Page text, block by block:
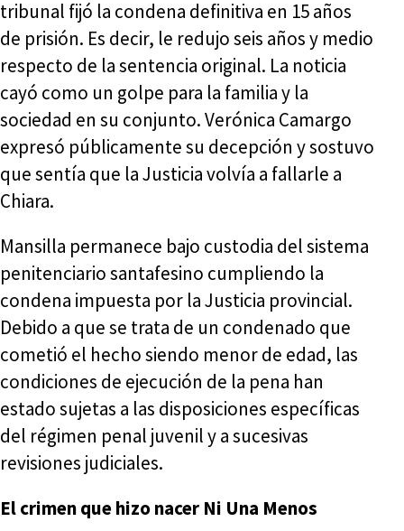
tribunal fijó la condena definitiva en 15 años
de prisión. Es decir, le redujo seis años y medio
respecto de la sentencia original. La noticia
cayó como un golpe para la familia y la
sociedad en su conjunto. Verónica Camargo
expresó públicamente su decepción y sostuvo
que sentía que la Justicia volvía a fallarle a
Chiara.
Mansilla permanece bajo custodia del sistema
penitenciario santafesino cumpliendo la
condena impuesta por la Justicia provincial.
Debido a que se trata de un condenado que
cometió el hecho siendo menor de edad, las
condiciones de ejecución de la pena han
estado sujetas a las disposiciones específicas
del régimen penal juvenil y a sucesivas
revisiones judiciales.
El crimen que hizo nacer Ni Una Menos